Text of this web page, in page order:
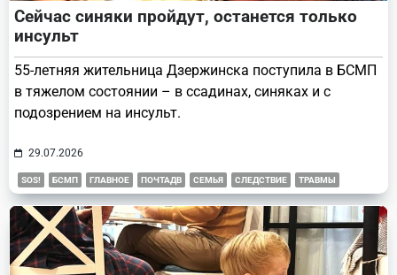
Сейчас синяки пройдут, останется только
инсульт
55-летняя жительница Дзержинска поступила в БСМП
в тяжелом состоянии – в ссадинах, синяках и с
подозрением на инсульт.
29.07.2026
SOS! БСМП ГЛАВНОЕ ПОЧТАДВ СЕМЬЯ СЛЕДСТВИЕ ТРАВМЫ